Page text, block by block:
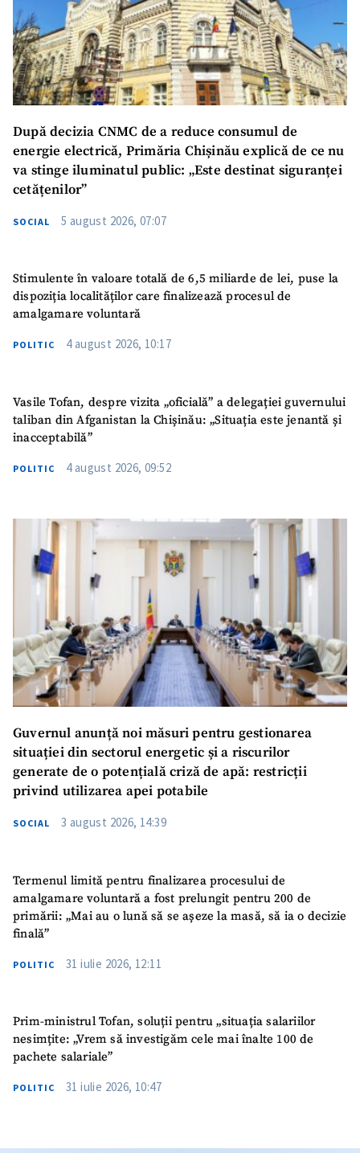
După decizia CNMC de a reduce consumul de
energie electrică, Primăria Chișinău explică de ce nu
va stinge iluminatul public: „Este destinat siguranței
cetățenilor”
SOCIAL 5 august 2026, 07:07
Stimulente în valoare totală de 6,5 miliarde de lei, puse la
dispoziția localităților care finalizează procesul de
amalgamare voluntară
POLITIC 4 august 2026, 10:17
Vasile Tofan, despre vizita „oficială” a delegației guvernului
taliban din Afganistan la Chișinău: „Situația este jenantă și
inacceptabilă”
POLITIC 4 august 2026, 09:52
Guvernul anunță noi măsuri pentru gestionarea
situației din sectorul energetic și a riscurilor
generate de o potențială criză de apă: restricții
privind utilizarea apei potabile
SOCIAL 3 august 2026, 14:39
Termenul limită pentru finalizarea procesului de
amalgamare voluntară a fost prelungit pentru 200 de
primării: „Mai au o lună să se așeze la masă, să ia o decizie
finală”
POLITIC 31 iulie 2026, 12:11
Prim-ministrul Tofan, soluții pentru „situația salariilor
nesimțite: „Vrem să investigăm cele mai înalte 100 de
pachete salariale”
POLITIC 31 iulie 2026, 10:47